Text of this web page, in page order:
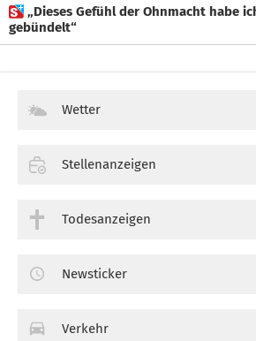
 „Dieses Gefühl der Ohnmacht habe ich in eine Figur
gebündelt“
Wetter
Stellenanzeigen
Todesanzeigen
Newsticker
Verkehr